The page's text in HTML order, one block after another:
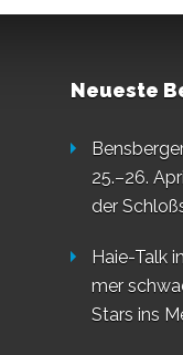
Neueste
25.–26.
der
Haie-Talk
mer
Stars ins